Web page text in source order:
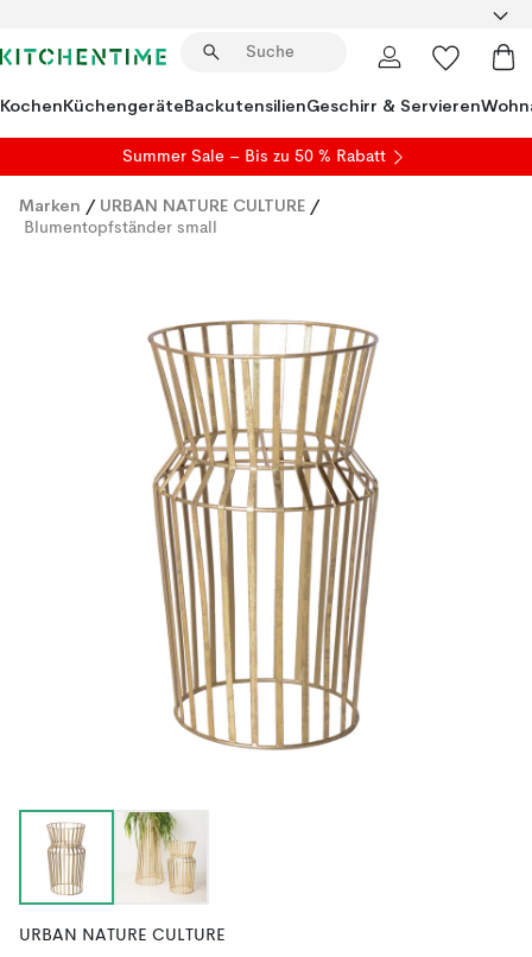
KochenKüchengeräteBackutensilienGeschirr & Servieren
Summer Sale – Bis zu 50 % Rabatt
Marken / URBAN NATURE CULTURE /
Blumentopfständer small
URBAN NATURE CULTURE